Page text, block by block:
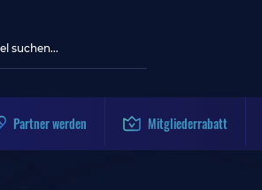
Partner werden Mitgliederrabatt